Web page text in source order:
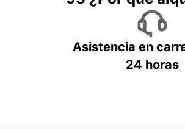
Asistencia en
24 horas